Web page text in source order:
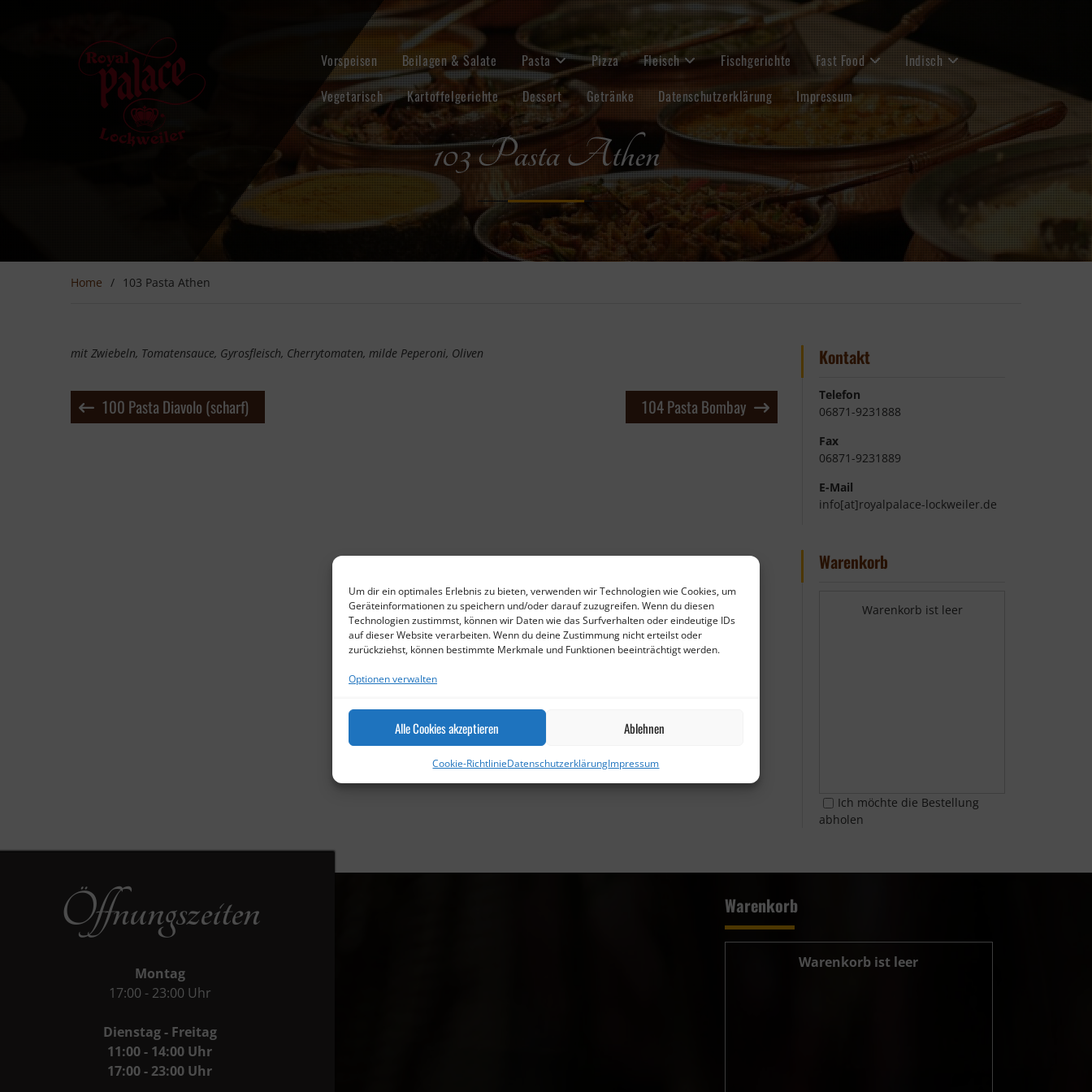
Um dir ein optimales Erlebnis zu bieten, verwenden wir Technologien wie Cookies, um
Geräteinformationen zu speichern und/oder darauf zuzugreifen. Wenn du diesen
Technologien zustimmst, können wir Daten wie das Surfverhalten oder eindeutige IDs
auf dieser Website verarbeiten. Wenn du deine Zustimmung nicht erteilst oder
zurückziehst, können bestimmte Merkmale und Funktionen beeinträchtigt werden.
Optionen verwalten
Alle Cookies akzeptieren Ablehnen
Cookie-RichtlinieDatenschutzerklärungImpressum
Vorspeisen Beilagen & Salate Pasta Pizza Fleisch Fischgerichte Fast Food
Indisch
Vegetarisch
Kartoffelgerichte Dessert Getränke Datenschutzerklärung Impressum
103 Pasta Athen
Home 103 Pasta Athen
mit Zwiebeln, Tomatensauce, Gyrosfleisch, Cherrytomaten, milde Peperoni, Oliven
Beitragsnavigation
100 Pasta Diavolo (scharf) 104 Pasta Bombay
Kontakt
Telefon
06871-9231888
Fax
06871-9231889
E-Mail
info[at]royalpalace-lockweiler.de
Warenkorb
Warenkorb ist leer
Ich möchte die Bestellung
abholen
Öffnungszeiten
Montag
17:00 - 23:00 Uhr
Dienstag - Freitag
11:00 - 14:00 Uhr
17:00 - 23:00 Uhr
Warenkorb
Warenkorb ist leer